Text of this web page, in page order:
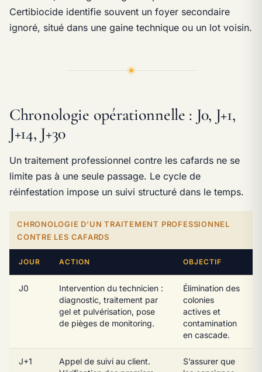
Certibiocide identifie souvent un foyer secondaire
ignoré, situé dans une gaine technique ou un lot voisin.
Chronologie opérationnelle : J0, J+1,
J+14, J+30
Un traitement professionnel contre les cafards ne se
limite pas à une seule passage. Le cycle de
réinfestation impose un suivi structuré dans le temps.
CHRONOLOGIE D’UN TRAITEMENT PROFESSIONNEL
CONTRE LES CAFARDS
JOUR ACTION OBJECTIF
J0
Intervention du technicien :
diagnostic, traitement par
gel et pulvérisation, pose
de pièges de monitoring.
Élimination des
colonies
actives et
contamination
en cascade.
J+1
Appel de suivi au client.
S’assurer que